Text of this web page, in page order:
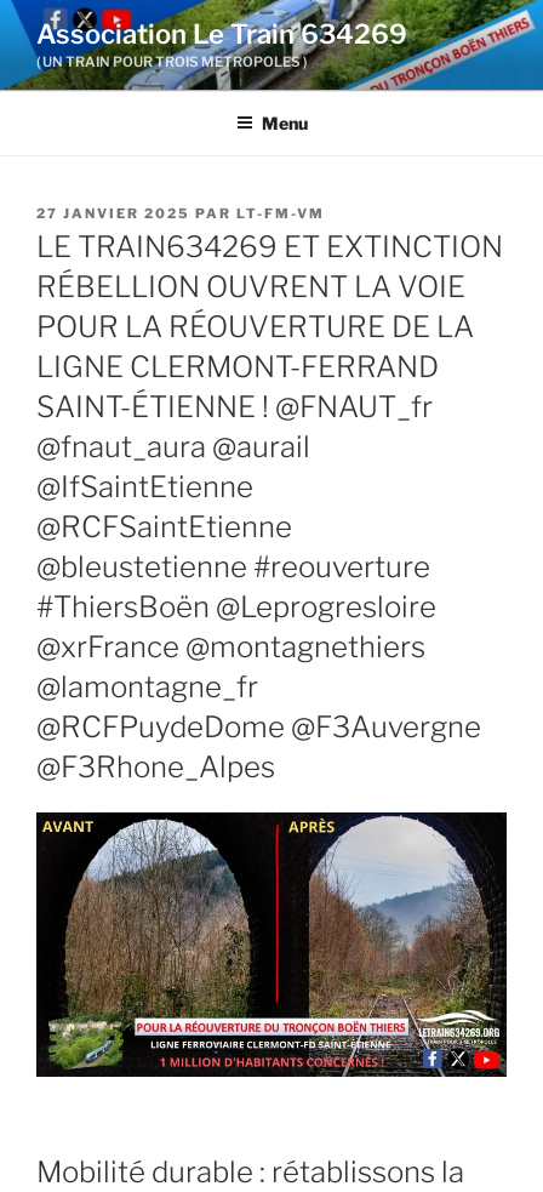
Aller
contenu
Association Le Train 634269
( UN TRAIN POUR TROIS METROPOLES )
Menu
PUBLIÉ
LE
27 JANVIER 2025 PAR LT-FM-VM
LE TRAIN634269 ET EXTINCTION
RÉBELLION OUVRENT LA VOIE
POUR LA RÉOUVERTURE DE LA
LIGNE CLERMONT-FERRAND
SAINT-ÉTIENNE ! @FNAUT_fr
@fnaut_aura @aurail
@IfSaintEtienne
@RCFSaintEtienne
@bleustetienne #reouverture
#ThiersBoën @Leprogresloire
@xrFrance @montagnethiers
@lamontagne_fr
@RCFPuydeDome @F3Auvergne
@F3Rhone_Alpes
Mobilité durable : rétablissons la